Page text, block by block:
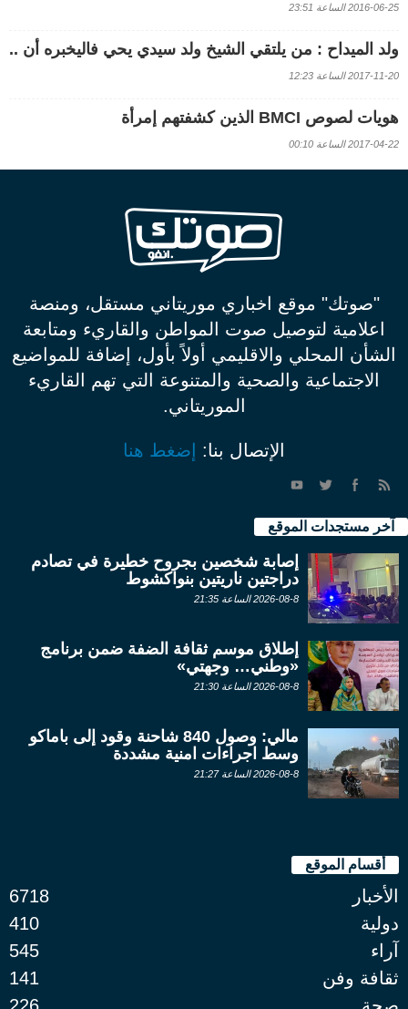
2016-06-25 الساعة 23:51
ولد الميداح : من يلتقي الشيخ ولد سيدي يحي فاليخبره أن ..
2017-11-20 الساعة 12:23
هويات لصوص BMCI الذين كشفتهم إمرأة
2017-04-22 الساعة 00:10
"صوتك" موقع اخباري موريتاني مستقل، ومنصة
اعلامية لتوصيل صوت المواطن والقاريء ومتابعة
الشأن المحلي والاقليمي أولاً بأول، إضافة للمواضيع
الاجتماعية والصحية والمتنوعة التي تهم القاريء
الموريتاني.
الإتصال بنا: إضغط هنا
آخر مستجدات الموقع
إصابة شخصين بجروح خطيرة في تصادم
دراجتين ناريتين بنواكشوط
2026-08-8 الساعة 21:35
إطلاق موسم ثقافة الضفة ضمن برنامج
«وطني… وجهتي»
2026-08-8 الساعة 21:30
مالي: وصول 840 شاحنة وقود إلى باماكو
وسط اجراءات امنية مشددة
2026-08-8 الساعة 21:27
أقسام الموقع
الأخبار
6718
دولية
410
آراء
545
ثقافة وفن
141